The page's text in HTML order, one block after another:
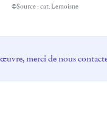
©Source : cat. Lemoisne
merci de nous